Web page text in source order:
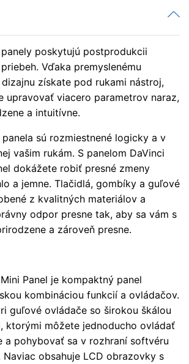
panely poskytujú postprodukcii
Vďaka premyslenému
získate pod rukami nástroj,
upravovať viacero parametrov naraz,
a intuitívne.
sú rozmiestnené logicky a v
vašim rukám. S panelom DaVinci
dokážete robiť presné zmeny
a jemne. Tlačidlá, gombíky a guľové
z kvalitných materiálov a
odpor presne tak, aby sa vám s
a zároveň presne.
Panel je kompaktný panel
kombináciou funkcií a ovládačov.
guľové ovládače so širokou škálou
ktorými môžete jednoducho ovládať
a pohybovať sa v rozhraní softvéru
Naviac obsahuje LCD obrazovky s